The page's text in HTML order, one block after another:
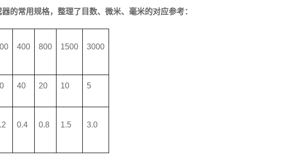
的常用规格，整理了目数、微米、毫米的对应参考：
400 800 1500 3000
40 20 10 5
0.4 0.8 1.5 3.0